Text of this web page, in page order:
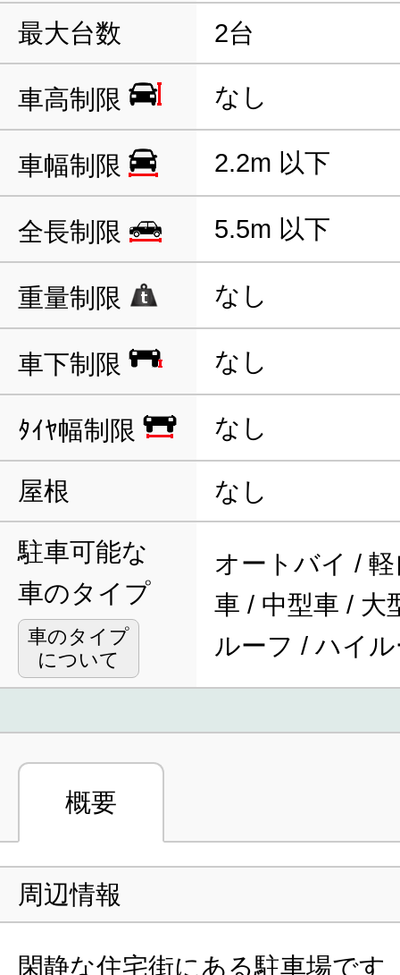
最大台数 2台
車高制限 なし
車幅制限 2.2m 以下
全長制限 5.5m 以下
重量制限 なし
車下制限 なし
ﾀｲﾔ幅制限 なし
屋根 なし
駐車可能な
車のタイプ
車のタイプ
について
オートバイ /
車 / 中型車 / 大
ルーフ / ハイ
概要
周辺情報
閑静な住宅街にある駐車場です